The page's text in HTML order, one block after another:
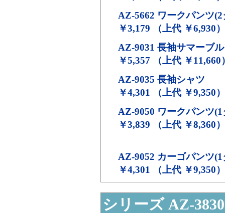
AZ-5662 ワークパンツ
￥3,179 （上代 ￥6,930）
AZ-9031 長袖サマーブ
￥5,357 （上代 ￥11,660
AZ-9035 長袖シャツ
￥4,301 （上代 ￥9,350）
AZ-9050 ワークパンツ
￥3,839 （上代 ￥8,360）
AZ-9052 カーゴパンツ
￥4,301 （上代 ￥9,350）
シリーズ AZ-3830